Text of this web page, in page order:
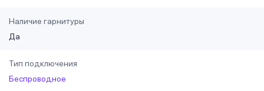
Наличие гарнитуры
Да
Тип подключения
Беспроводное